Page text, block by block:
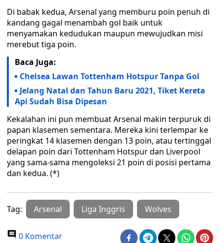
Di babak kedua, Arsenal yang memburu poin penuh di
kandang gagal menambah gol baik untuk
menyamakan kedudukan maupun mewujudkan misi
merebut tiga poin.
Baca Juga:
Chelsea Lawan Tottenham Hotspur Tanpa Gol
Jelang Natal dan Tahun Baru 2021, Tiket Kereta
Api Sudah Bisa Dipesan
Kekalahan ini pun membuat Arsenal makin terpuruk di
papan klasemen sementara. Mereka kini terlempar ke
peringkat 14 klasemen dengan 13 poin, atau tertinggal
delapan poin dari Tottenham Hotspur dan Liverpool
yang sama-sama mengoleksi 21 poin di posisi pertama
dan kedua. (*)
Tag: Arsenal Liga Inggris Wolves
0 Komentar